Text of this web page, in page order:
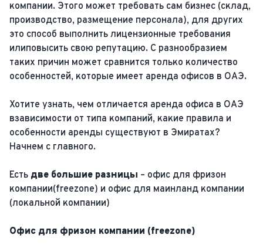
компании. Этого может требовать сам бизнес (склад,
производство, размещение персонала), для других
это способ выполнить лицензионные требования
илиповысить свою репутацию. С разнообразием
таких причин может сравнится только количество
особенностей, которые имеет аренда офисов в ОАЭ.
Хотите узнать, чем отличается аренда офиса в ОАЭ
взависимости от типа компаний, какие правила и
особенности аренды существуют в Эмиратах?
Начнем с главного.
Есть две большие разницы – офис для фризон
компании(freezone) и офис для маинланд компании
(локальной компании)
Офис для фризон компании (freezone)